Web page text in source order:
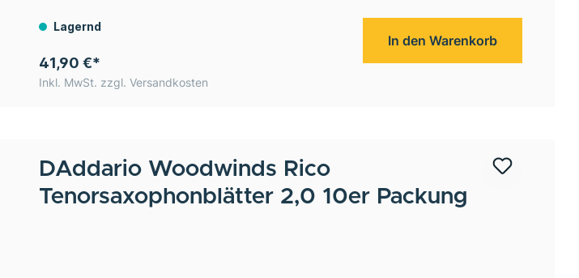
Lagernd
41,90 €*
Inkl. MwSt. zzgl. Versandkosten
In den Warenkorb
DAddario Woodwinds Rico
Tenorsaxophonblätter 2,0 10er Packung